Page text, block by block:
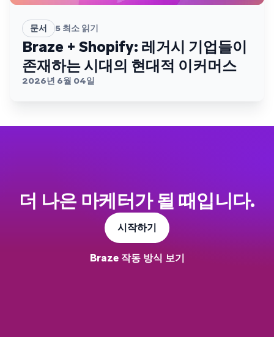
문서 5 최소 읽기
Braze + Shopify: 레거시 기업들이
존재하는 시대의 현대적 이커머스
2026년 6월 04일
더 나은 마케터가 될 때입니다.
시작하기
Braze 작동 방식 보기